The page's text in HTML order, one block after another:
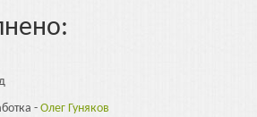
-Олег Гуняков